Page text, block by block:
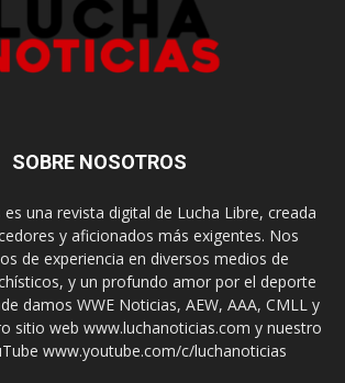
SOBRE NOSOTROS
una revista digital de Lucha Libre, creada
y aficionados más exigentes. Nos
de experiencia en diversos medios de
y un profundo amor por el deporte
damos WWE Noticias, AEW, AAA, CMLL y
sitio web www.luchanoticias.com y nuestro
www.youtube.com/c/luchanoticias